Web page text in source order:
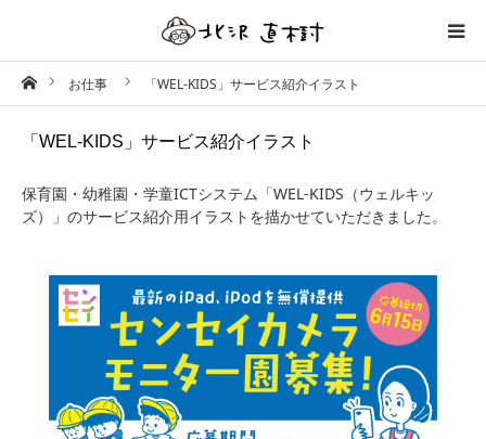
ホームお仕事 「WEL-KIDS」サービス紹介イラスト
「WEL-KIDS」サービス紹介イラスト
保育園・幼稚園・学童ICTシステム「WEL-KIDS（ウェルキッ
ズ）」のサービス紹介用イラストを描かせていただきました。
制作事例
プロフィール
テイスト／タッチ
ワークフロー
お問い合わせ
アート